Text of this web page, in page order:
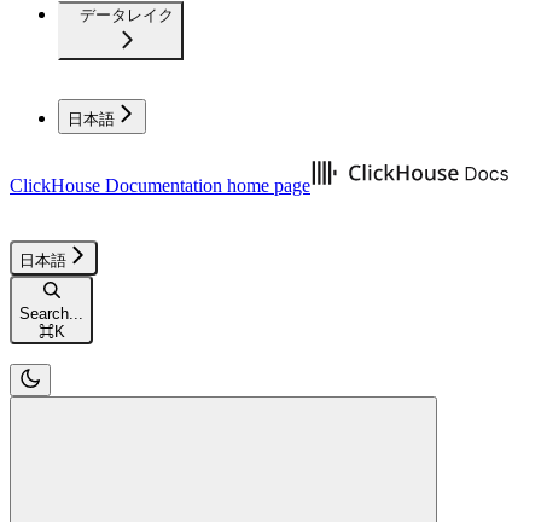
データレイク
日本語
ClickHouse Documentation home page
日本語
Search...
⌘K